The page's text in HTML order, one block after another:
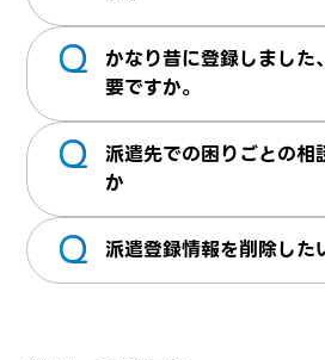
難しくなる可能性がござい
決まり次第担当営業へご連
条件とを照らし合わせを行
件と合う仕事があった場合ご
だいております。
IT系の企業様を中心に、事務
仕事も多数取り揃えており、
されていない非公開案件も
心してご登録ください。
Q
かなり昔に登録しました
要ですか。
アカウントを再度発行いただ
せん。登録面談は、面談実施
ている方は直近のご状況等
め「お問い合わせ」よりご連
フォームの案内に従い面談
Q
派遣先での困りごとの相
か
はいお気軽にご相談ください
Q 派遣登録情報を削除した